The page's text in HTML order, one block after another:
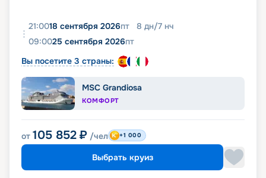
21:0018 сентября 2026пт 8 дн/7 нч
09:0025 сентября 2026пт
Вы посетите 3 страны:
MSC Grandiosa
КОМФОРТ
от 105 852 ₽ /чел +1 000
Выбрать круиз